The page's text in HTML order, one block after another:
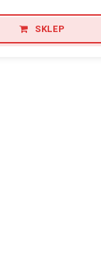
SKLEP